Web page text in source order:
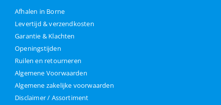
Afhalen in Borne
Levertijd & verzendkosten
Garantie & Klachten
Openingstijden
Ruilen en retourneren
Algemene Voorwaarden
Algemene zakelijke voorwaarden
Disclaimer / Assortiment